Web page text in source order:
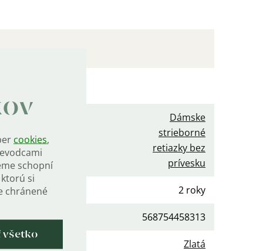
cookies,
schopní
si
chránené
všetko
:
Dámske
strieborné
retiazky bez
prívesku
: 2 roky
568754458313
Zlatá